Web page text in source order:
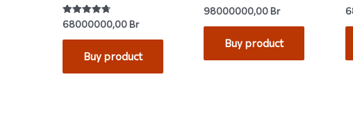
Rated
4.75
out of 5
68000000,00Br
Buy product
Rated
0
out
98000000,00Br
Buy product
0